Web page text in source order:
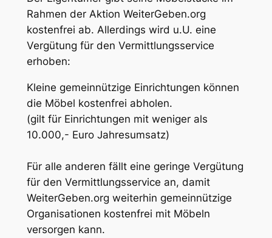
Rahmen der Aktion WeiterGeben.org
kostenfrei ab. Allerdings wird u.U. eine
Vergütung für den Vermittlungsservice
erhoben:
Kleine gemeinnützige Einrichtungen können
die Möbel kostenfrei abholen.
(gilt für Einrichtungen mit weniger als
10.000,- Euro Jahresumsatz)
Für alle anderen fällt eine geringe Vergütung
für den Vermittlungsservice an, damit
WeiterGeben.org weiterhin gemeinnützige
Organisationen kostenfrei mit Möbeln
versorgen kann.